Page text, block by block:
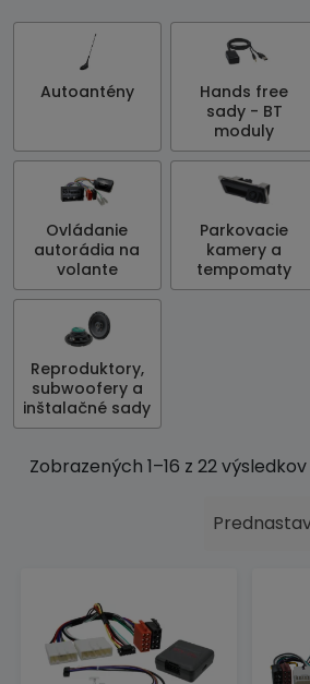
Autoantény
Hands free
sady - BT
moduly
Ovládanie
autorádia na
volante
Parkovacie
kamery a
tempomaty
Reproduktory,
subwoofery a
inštalačné sady
Zobrazených 1–16 z 22 výsledkov